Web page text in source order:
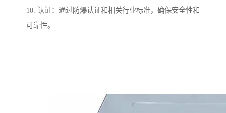
10. 认证：通过防爆认证和相关行业标准，确保安全性和
可靠性。